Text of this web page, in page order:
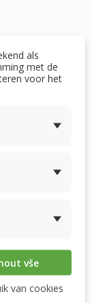
als
met de
voor het
vše
van cookies